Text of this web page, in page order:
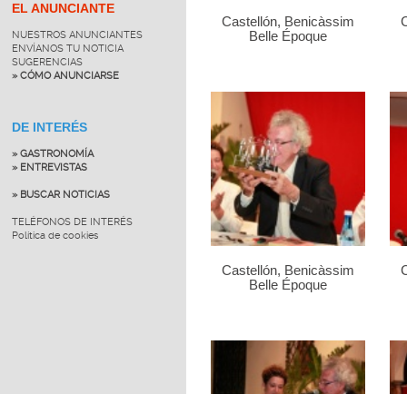
EL ANUNCIANTE
NUESTROS ANUNCIANTES
ENVÍANOS TU NOTICIA
SUGERENCIAS
» CÓMO ANUNCIARSE
DE INTERÉS
» GASTRONOMÍA
» ENTREVISTAS
» BUSCAR NOTICIAS
TELÉFONOS DE INTERÉS
Política de cookies
Castellón, Benicàssim
Belle Époque
Castellón, Benicàssim
Belle Époque